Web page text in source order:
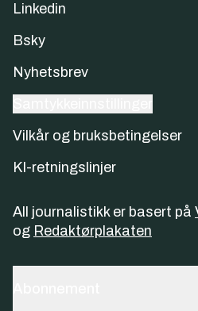
Linkedin
Bsky
Nyhetsbrev
Vilkår og bruksbetingelser
KI-retningslinjer
All journalistikk er basert på
og Redaktørplakaten